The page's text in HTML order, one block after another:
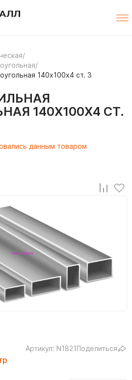
/
/
140х100х4 ст. 3
140Х100Х4 СТ.
данным товаром
Артикул: N1821Поделиться